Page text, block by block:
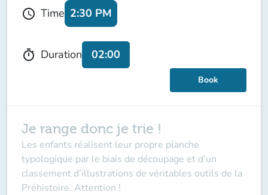
schedule Time 2:30 PM
timer Duration 02:00
Book
Je range donc je trie !
Les enfants réalisent leur propre planche
typologique par le biais de découpage et d’un
classement d’illustrations de véritables outils de la
Préhistoire. Attention !